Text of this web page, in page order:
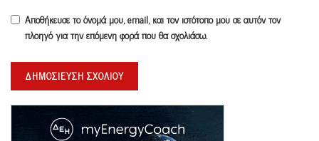
Αποθήκευσε το όνομά μου, email, και τον ιστότοπο μου σε αυτόν τον
πλοηγό για την επόμενη φορά που θα σχολιάσω.